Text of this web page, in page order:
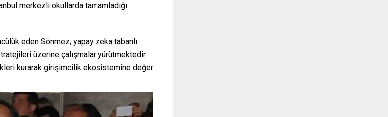
merkezli okullarda tamamladığı
eden Sönmez; yapay zeka tabanlı
üzerine çalışmalar yürütmektedir.
kurarak girişimcilik ekosistemine değer